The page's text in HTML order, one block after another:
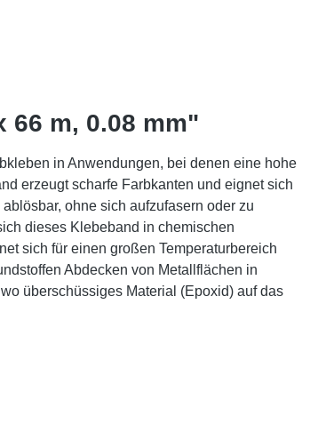
m, 0.08 mm"
in Anwendungen, bei denen eine hohe
erzeugt scharfe Farbkanten und eignet sich
ohne sich aufzufasern oder zu
dieses Klebeband in chemischen
sich für einen großen Temperaturbereich
Abdecken von Metallflächen in
überschüssiges Material (Epoxid) auf das